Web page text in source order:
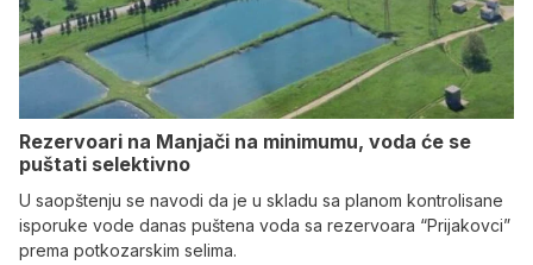
Rezervoari na Manjači na minimumu, voda će se
puštati selektivno
U saopštenju se navodi da je u skladu sa planom kontrolisane
isporuke vode danas puštena voda sa rezervoara “Prijakovci”
prema potkozarskim selima.